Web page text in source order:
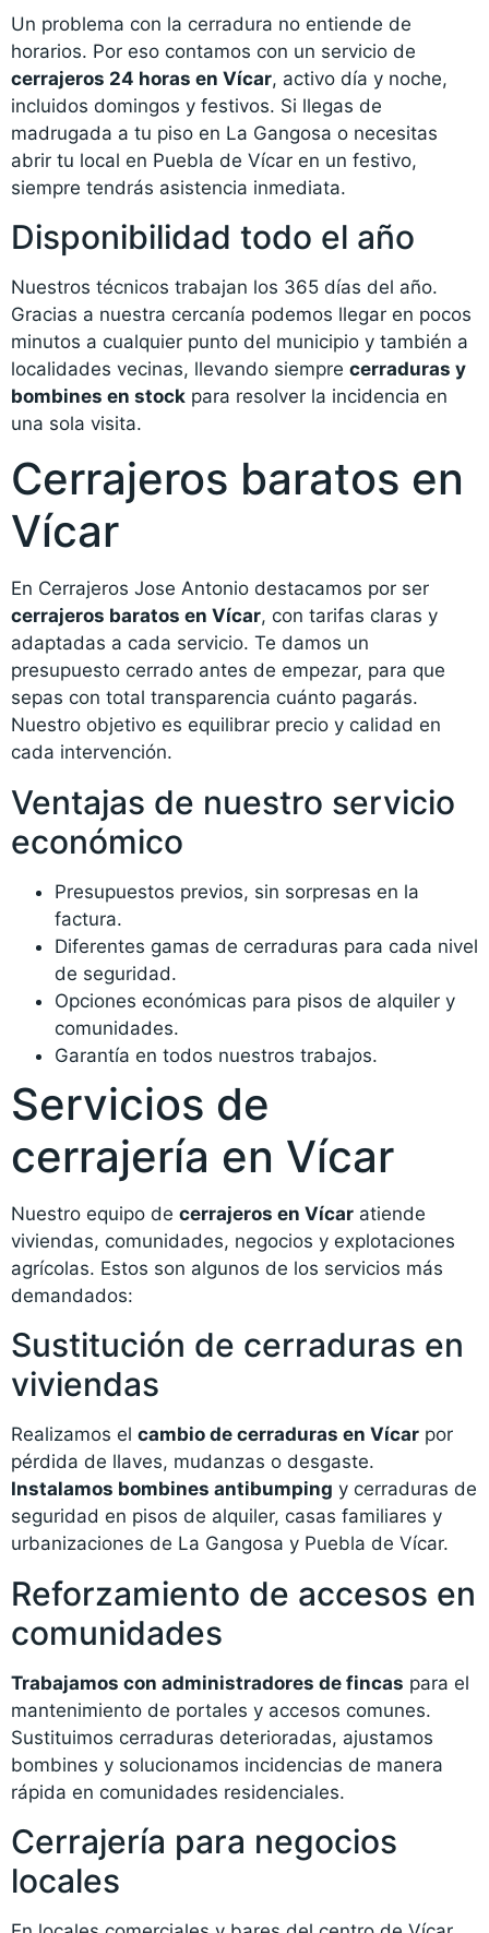
Un problema con la cerradura no entiende de
horarios. Por eso contamos con un servicio de
cerrajeros 24 horas en Vícar, activo día y noche,
incluidos domingos y festivos. Si llegas de
madrugada a tu piso en La Gangosa o necesitas
abrir tu local en Puebla de Vícar en un festivo,
siempre tendrás asistencia inmediata.
Disponibilidad todo el año
Nuestros técnicos trabajan los 365 días del año.
Gracias a nuestra cercanía podemos llegar en pocos
minutos a cualquier punto del municipio y también a
localidades vecinas, llevando siempre cerraduras y
bombines en stock para resolver la incidencia en
una sola visita.
Cerrajeros baratos en
Vícar
En Cerrajeros Jose Antonio destacamos por ser
cerrajeros baratos en Vícar, con tarifas claras y
adaptadas a cada servicio. Te damos un
presupuesto cerrado antes de empezar, para que
sepas con total transparencia cuánto pagarás.
Nuestro objetivo es equilibrar precio y calidad en
cada intervención.
Ventajas de nuestro servicio
económico
Presupuestos previos, sin sorpresas en la
factura.
Diferentes gamas de cerraduras para cada nivel
de seguridad.
Opciones económicas para pisos de alquiler y
comunidades.
Garantía en todos nuestros trabajos.
Servicios de
cerrajería en Vícar
Nuestro equipo de cerrajeros en Vícar atiende
viviendas, comunidades, negocios y explotaciones
agrícolas. Estos son algunos de los servicios más
demandados:
Sustitución de cerraduras en
viviendas
Realizamos el cambio de cerraduras en Vícar por
pérdida de llaves, mudanzas o desgaste.
Instalamos bombines antibumping y cerraduras de
seguridad en pisos de alquiler, casas familiares y
urbanizaciones de La Gangosa y Puebla de Vícar.
Reforzamiento de accesos en
comunidades
Trabajamos con administradores de fincas para el
mantenimiento de portales y accesos comunes.
Sustituimos cerraduras deterioradas, ajustamos
bombines y solucionamos incidencias de manera
rápida en comunidades residenciales.
Cerrajería para negocios
locales